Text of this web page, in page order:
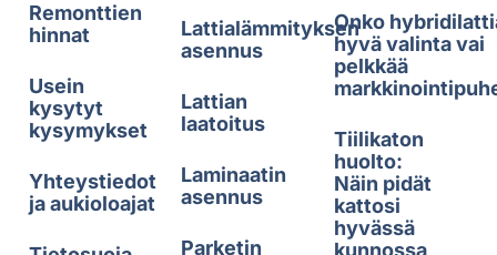
Remonttien
hinnat
Usein
kysytyt
kysymykset
Yhteystiedot
ja aukioloajat
Lattialämmityksen
asennus
Lattian
laatoitus
Laminaatin
asennus
Parketin
Onko
hyvä valinta vai
pelkkää
Tiilikaton
huolto:
Näin pidät
kattosi
hyvässä